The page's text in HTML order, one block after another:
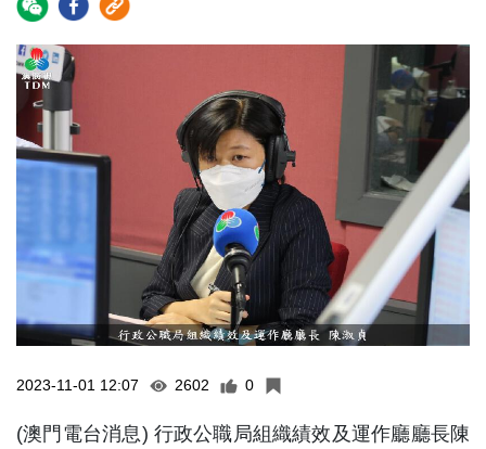
2023-11-01 12:07 2602 0
(澳門電台消息) 行政公職局組織績效及運作廳廳長陳